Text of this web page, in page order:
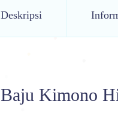
Deskripsi
Baju Kimono